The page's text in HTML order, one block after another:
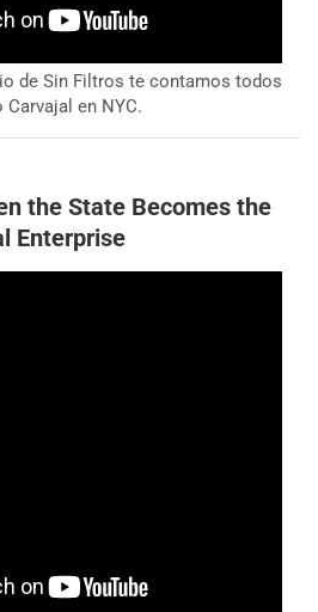
de Sin Filtros te contamos todos
en NYC.
the State Becomes the
Enterprise